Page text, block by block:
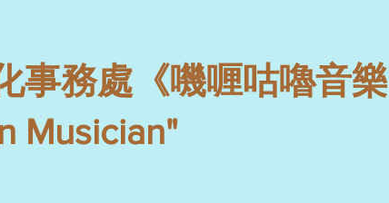
事務處《嘰喱咕嚕音樂
Musician"